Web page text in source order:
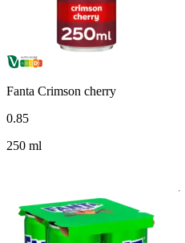
Fanta Crimson cherry
0.85
250 ml